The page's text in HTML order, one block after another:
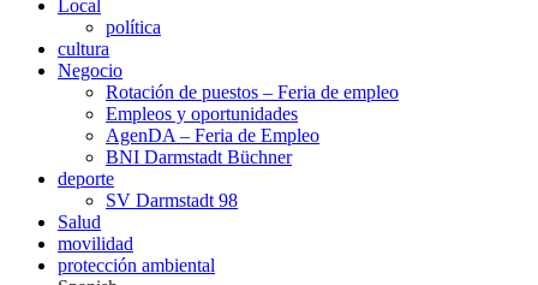
Local
política
cultura
Negocio
Rotación de puestos – Feria de empleo
Empleos y oportunidades
AgenDA – Feria de Empleo
BNI Darmstadt Büchner
deporte
SV Darmstadt 98
Salud
movilidad
protección ambiental